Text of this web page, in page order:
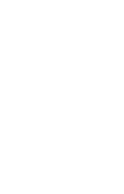
door in 2030
en
het verplicht om
beter
behouden.
Hopelijk volgen
ik de hoop